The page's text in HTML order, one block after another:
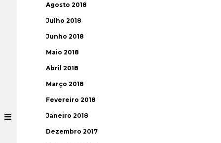
Agosto 2018
Julho 2018
Junho 2018
Maio 2018
Abril 2018
Março 2018
Fevereiro 2018
Janeiro 2018
Dezembro 2017